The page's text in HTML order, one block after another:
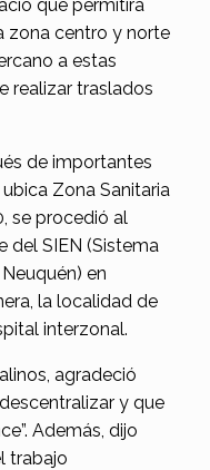
que permitirá
zona centro y norte
a estas
realizar traslados
de importantes
Zona Sanitaria
se procedió al
del SIEN (Sistema
en
la localidad de
interzonal.
agradeció
y que
Además, dijo
trabajo